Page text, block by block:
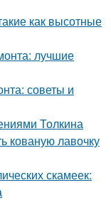
как высотные
лучшие
советы и
Толкина
кованую лавочку
скамеек: